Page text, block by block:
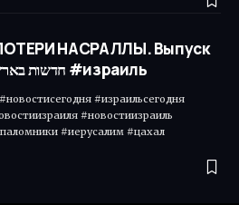
НАСРАЛЛЫ. Выпуск
573. Радио Наария חדשות בארץ #израиль
#израильсегодня
#новостиизраиль
#иерусалим #цахал